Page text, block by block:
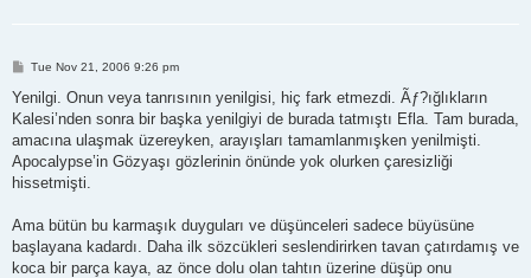
P
s
Tue Nov 21, 2006 9:26 pm
Yenilgi. Onun veya tanrısının yenilgisi, hiç fark etmezdi. Ãƒ?ığlıkların
Kalesi’nden sonra bir başka yenilgiyi de burada tatmıştı Efla. Tam burada,
amacına ulaşmak üzereyken, arayışları tamamlanmışken yenilmişti.
Apocalypse’in Gözyaşı gözlerinin önünde yok olurken çaresizliği
hissetmişti.
Ama bütün bu karmaşık duyguları ve düşünceleri sadece büyüsüne
başlayana kadardı. Daha ilk sözcükleri seslendirirken tavan çatırdamış ve
koca bir parça kaya, az önce dolu olan tahtın üzerine düşüp onu